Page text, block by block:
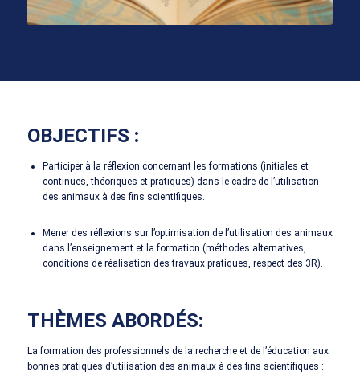
OBJECTIFS :
Participer à la réflexion concernant les formations (initiales et
continues, théoriques et pratiques) dans le cadre de l’utilisation
des animaux à des fins scientifiques.
Mener des réflexions sur l’optimisation de l’utilisation des animaux
dans l’enseignement et la formation (méthodes alternatives,
conditions de réalisation des travaux pratiques, respect des 3R).
THÈMES ABORDÉS:
La formation des professionnels de la recherche et de l’éducation aux
bonnes pratiques d’utilisation des animaux à des fins scientifiques :